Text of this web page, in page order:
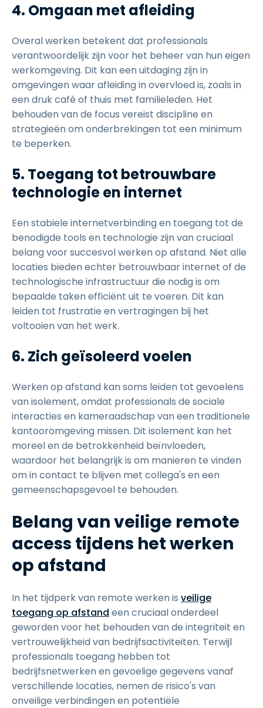
4. Omgaan met afleiding
Overal werken betekent dat professionals
verantwoordelijk zijn voor het beheer van hun eigen
werkomgeving. Dit kan een uitdaging zijn in
omgevingen waar afleiding in overvloed is, zoals in
een druk café of thuis met familieleden. Het
behouden van de focus vereist discipline en
strategieën om onderbrekingen tot een minimum
te beperken.
5. Toegang tot betrouwbare
technologie en internet
Een stabiele internetverbinding en toegang tot de
benodigde tools en technologie zijn van cruciaal
belang voor succesvol werken op afstand. Niet alle
locaties bieden echter betrouwbaar internet of de
technologische infrastructuur die nodig is om
bepaalde taken efficiënt uit te voeren. Dit kan
leiden tot frustratie en vertragingen bij het
voltooien van het werk.
6. Zich geïsoleerd voelen
Werken op afstand kan soms leiden tot gevoelens
van isolement, omdat professionals de sociale
interacties en kameraadschap van een traditionele
kantooromgeving missen. Dit isolement kan het
moreel en de betrokkenheid beïnvloeden,
waardoor het belangrijk is om manieren te vinden
om in contact te blijven met collega's en een
gemeenschapsgevoel te behouden.
Belang van veilige remote
access tijdens het werken
op afstand
In het tijdperk van remote werken is veilige
toegang op afstand een cruciaal onderdeel
geworden voor het behouden van de integriteit en
vertrouwelijkheid van bedrijfsactiviteiten. Terwijl
professionals toegang hebben tot
bedrijfsnetwerken en gevoelige gegevens vanaf
verschillende locaties, nemen de risico's van
onveilige verbindingen en potentiële